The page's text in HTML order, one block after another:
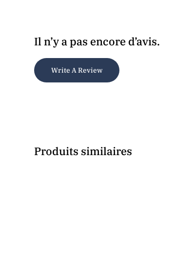
Il n’y a pas encore d’avis.
Write A Review
Produits similaires